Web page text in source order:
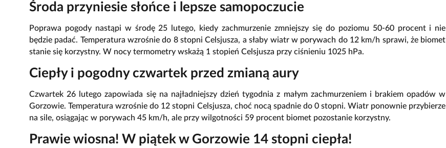
Środa przyniesie słońce i lepsze samopoczucie
Poprawa pogody nastąpi w środę 25 lutego, kiedy zachmurzenie zmniejszy się do poziomu 50-60 procent i nie
będzie padać. Temperatura wzrośnie do 8 stopni Celsjusza, a słaby wiatr w porywach do 12 km/h sprawi, że biomet
stanie się korzystny. W nocy termometry wskażą 1 stopień Celsjusza przy ciśnieniu 1025 hPa.
Ciepły i pogodny czwartek przed zmianą aury
Czwartek 26 lutego zapowiada się na najładniejszy dzień tygodnia z małym zachmurzeniem i brakiem opadów w
Gorzowie. Temperatura wzrośnie do 12 stopni Celsjusza, choć nocą spadnie do 0 stopni. Wiatr ponownie przybierze
na sile, osiągając w porywach 45 km/h, ale przy wilgotności 59 procent biomet pozostanie korzystny.
Prawie wiosna! W piątek w Gorzowie 14 stopni ciepła!